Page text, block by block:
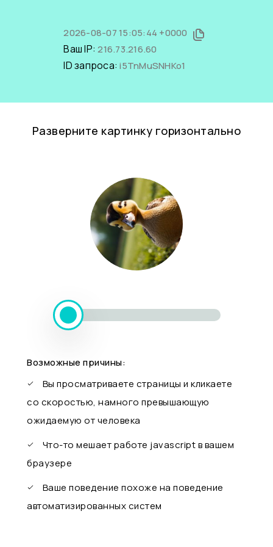
2026-08-07 15:05:44 +0000
Ваш IP:216.73.216.60
ID запроса:i5TnMuSNHKo1
Разверните картинку горизонтально
Возможные причины:
Вы просматриваете страницы и кликаете
со скоростью, намного превышающую
ожидаемую от человека
Что-то мешает работе javascript в вашем
браузере
Ваше поведение похоже на поведение
автоматизированных систем